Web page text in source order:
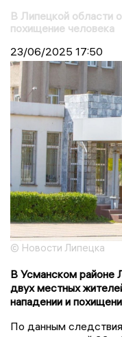
В Липецкой области
похищение человека
23/06/2025 17:50
© Новости Липецка
В Усманском районе
двух местных
нападении и
По данным